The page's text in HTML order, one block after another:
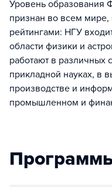
Уровень образования
признан во всем
рейтингами: НГУ
области физики и
работают в различных
прикладной науках, в
производстве и
промышленном и